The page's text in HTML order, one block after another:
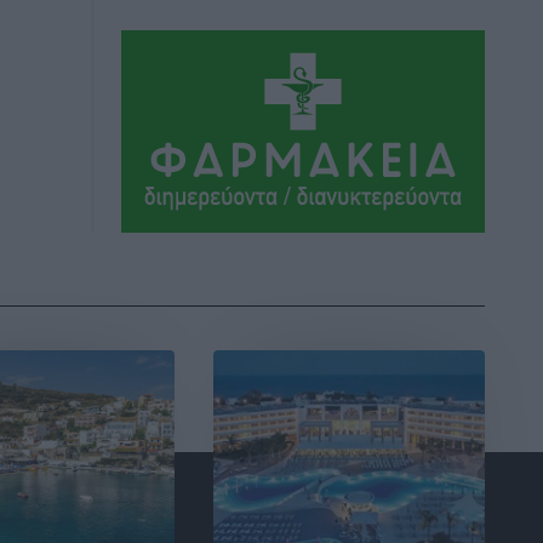
πριν 2 ώρες
ΠΑΜΕ ΣΤΟΙΧΗΜΑ: Περισσότερα από 95
εκατομμύρια ευρώ σε κέρδη μοίρασε
τον Ιούλιο
Αθλητικά• πριν 3 ώρες
Μελάθρου
Γ.Σ. Διαγόρας: Στα «κυανέρυθρα» ο
Janni Pembe
πριν 4 ώρες